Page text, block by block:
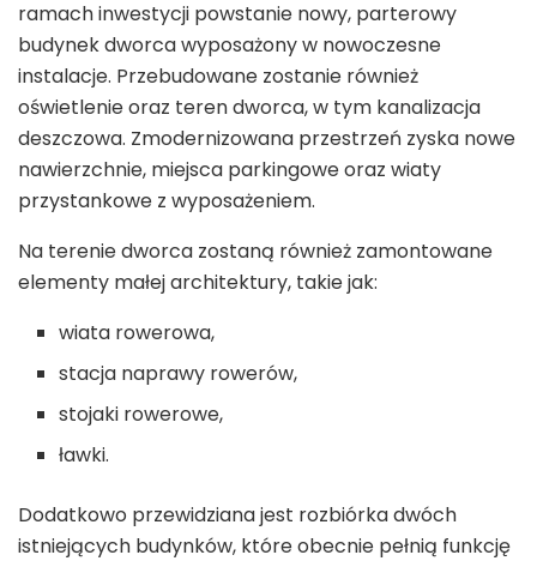
ramach inwestycji powstanie nowy, parterowy
budynek dworca wyposażony w nowoczesne
instalacje. Przebudowane zostanie również
oświetlenie oraz teren dworca, w tym kanalizacja
deszczowa. Zmodernizowana przestrzeń zyska nowe
nawierzchnie, miejsca parkingowe oraz wiaty
przystankowe z wyposażeniem.
Na terenie dworca zostaną również zamontowane
elementy małej architektury, takie jak:
wiata rowerowa,
stacja naprawy rowerów,
stojaki rowerowe,
ławki.
Dodatkowo przewidziana jest rozbiórka dwóch
istniejących budynków, które obecnie pełnią funkcję